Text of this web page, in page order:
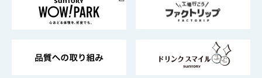
地域情報
サントリーサンバーズ大阪
サントリーが考えるサステナビリティ経営
企業概要